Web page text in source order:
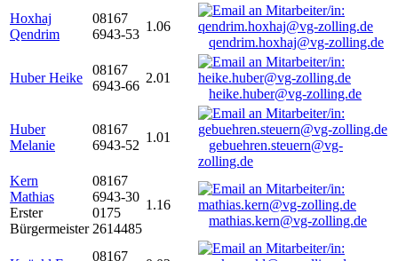
Hoxhaj
Qendrim
08167
6943-53
1.06
qendrim.hoxhaj@vg-zolling.de
Huber Heike
08167
6943-66
2.01
heike.huber@vg-zolling.de
Huber
Melanie
08167
6943-52
1.01
gebuehren.steuern@vg-
zolling.de
Kern
Mathias
Erster
Bürgermeister
08167
6943-30
0175
2614485
1.16
mathias.kern@vg-zolling.de
08167